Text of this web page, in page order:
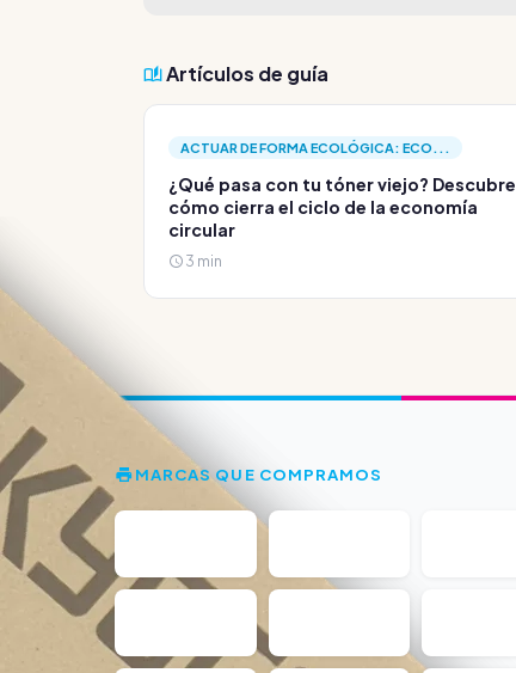
Artículos de guía
ACTUAR DE FORMA ECOLÓGICA: ECO...
¿Qué pasa con tu tóner viejo? Descubre
cómo cierra el ciclo de la economía
circular
3 min
MARCAS QUE COMPRAMOS